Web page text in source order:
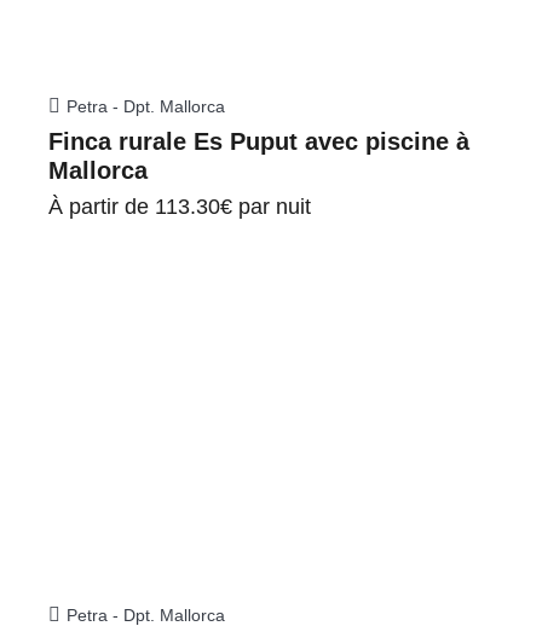
Petra - Dpt. Mallorca
Finca rurale Es Puput avec piscine à
Mallorca
À partir de 113.30€ par nuit
Petra - Dpt. Mallorca